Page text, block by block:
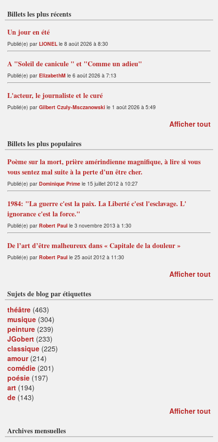
Billets les plus récents
Un jour en été
Publié(e) par LIONEL le 8 août 2026 à 8:30
A "Soleil de canicule " et "Comme un adieu"
Publié(e) par ElizabethM le 6 août 2026 à 7:13
L'acteur, le journaliste et le curé
Publié(e) par Gilbert Czuly-Msczanowski le 1 août 2026 à 5:49
Afficher tout
Billets les plus populaires
Poème sur la mort, prière amérindienne magnifique, à lire si vous
vous sentez mal suite à la perte d'un être cher.
Publié(e) par Dominique Prime le 15 juillet 2012 à 10:27
1984: "La guerre c'est la paix. La Liberté c'est l'esclavage. L'
ignorance c'est la force."
Publié(e) par Robert Paul le 3 novembre 2013 à 1:30
De l’art d’être malheureux dans « Capitale de la douleur »
Publié(e) par Robert Paul le 25 août 2012 à 11:30
Afficher tout
Sujets de blog par étiquettes
théâtre (463)
musique (304)
peinture (239)
JGobert (233)
classique (225)
amour(214)
comédie (201)
poésie (197)
art (194)
de (143)
Afficher tout
Archives mensuelles